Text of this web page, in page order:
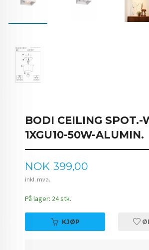
BODI CEILING SPOT.-
1XGU10-50W-ALUMIN.
Pris
NOK 399,00
inkl. mva.
På lager: 24 stk.
KJØP